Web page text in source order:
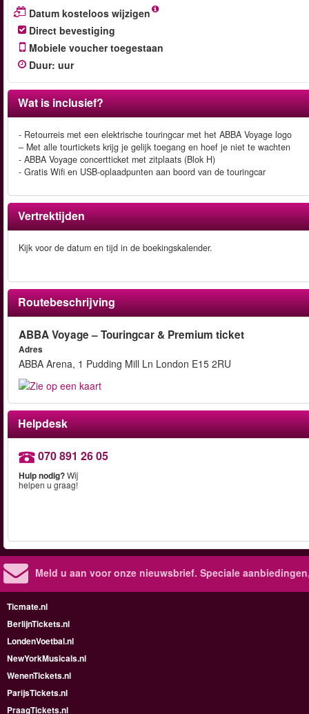
Datum kosteloos wijzigen
Direct bevestiging
Mobiele voucher toegestaan
Duur: uur
Wat is inclusief?
- Retourreis met een elektrische touringcar met het ABBA Voyage logo
– Met alle tourtickets krijg je gelijk toegang en hoef je niet te wachten
- ABBA Voyage concertticket met zitplaats (Blok H)
- Gratis Wifi en USB-oplaadpunten aan boord van de touringcar
Vertrektijden
Kijk voor de datum en tijd in de boekingskalender.
Routebeschrijving
ABBA Voyage – Touringcar & Premium ticket
Adres
ABBA Arena, 1 Pudding Mill Ln London E15 2RU
Helpdesk
070 891 26 05
Hulp nodig?Wij
helpen u graag!
Meld u aan voor onze nieuwsbrief. Speciale
Ticmate.nl
BerlijnTickets.nl
LondenVoetbal.nl
NewYorkMusicals.nl
WenenTickets.nl
ParijsTickets.nl
PraagTickets.nl